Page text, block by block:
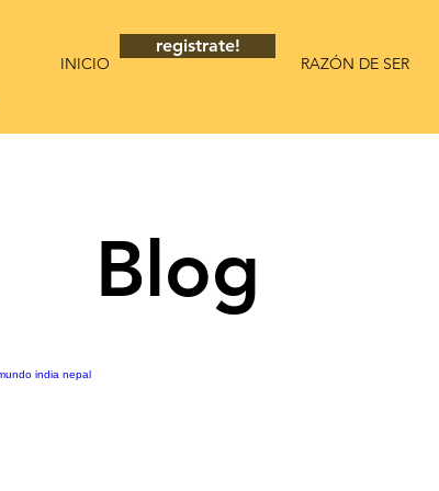
INICIO RAZÓN DE SER
registrate!
Blog